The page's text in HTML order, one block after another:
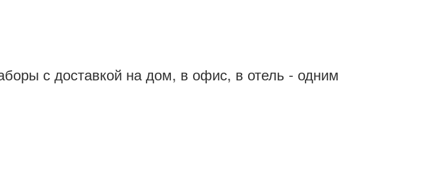
с доставкой на дом, в офис, в отель - одним